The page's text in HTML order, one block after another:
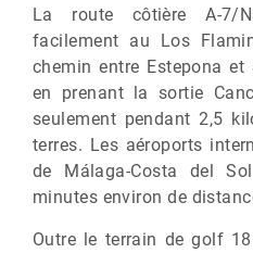
La route côtière A-7/
facilement au Los
chemin entre Estepona
en prenant la sortie
seulement pendant 2,5
terres. Les aéroports
de Málaga-Costa del
minutes environ de
Outre le terrain de golf